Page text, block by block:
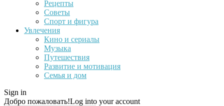
Рецепты
Советы
Спорт и фигура
Увлечения
Кино и сериалы
Музыка
Путешествия
Развитие и мотивация
Семья и дом
Sign in
Добро пожаловать!Log into your account